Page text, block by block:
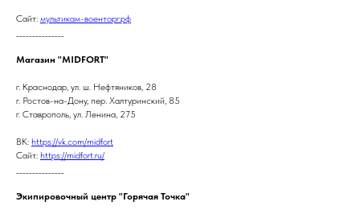
Сайт: мультикам-военторг.рф
Магазин "MIDFORT"
г. Краснодар, ул. ш. Нефтяников, 28
г. Ростов-на-Дону, пер. Халтуринский, 85
г. Ставрополь, ул. Ленина, 275
ВК: https://vk.com/midfort
Сайт: https://midfort.ru/
Экипировочный центр "Горячая Точка"